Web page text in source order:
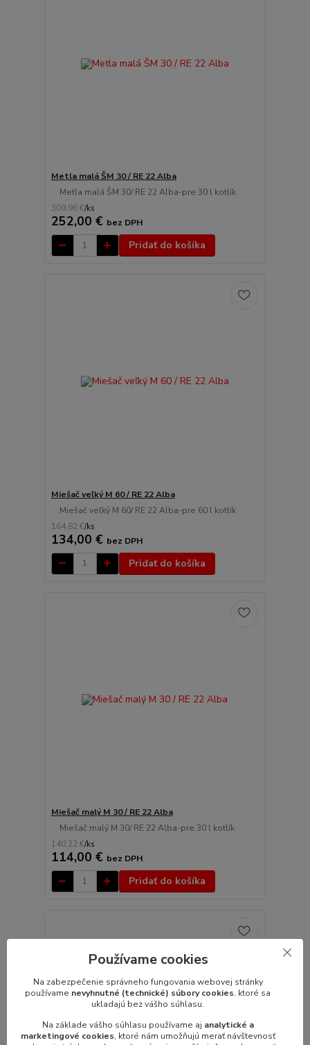
Metla malá ŠM 30 / RE 22 Alba
Metla malá ŠM 30/ RE 22 Alba-pre 30 l kotlík
309,96 €/ks
252,00 € bez DPH
Pridať do košíka
Miešač veľký M 60 / RE 22 Alba
Miešač veľký M 60/ RE 22 Alba-pre 60 l kotlík
164,82 €/ks
134,00 € bez DPH
Pridať do košíka
Miešač malý M 30 / RE 22 Alba
Miešač malý M 30/ RE 22 Alba-pre 30 l kotlík
140,22 €/ks
114,00 € bez DPH
Pridať do košíka
Používame cookies
Na zabezpečenie správneho fungovania webovej stránky
používame nevyhnutné (technické) súbory cookies, ktoré sa
ukladajú bez vášho súhlasu.
Na základe vášho súhlasu používame aj analytické a
marketingové cookies, ktoré nám umožňujú merať návštevnosť